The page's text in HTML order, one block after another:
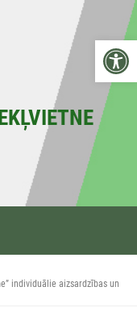
individuālie aizsardzības un